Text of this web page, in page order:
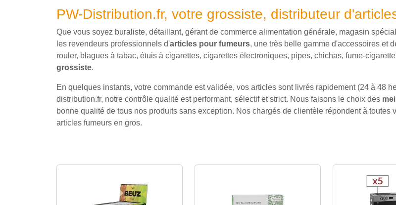
PW-Distribution.fr, votre grossiste, distributeur
Que vous soyez buraliste, détaillant, gérant de commerce alimentation générale, magasin
les revendeurs professionnels d'articles pour fumeurs, une très belle gamme d'accessoires et
rouler, blagues à tabac, étuis à cigarettes, cigarettes électroniques, pipes, chichas, fume-
grossiste.
En quelques instants, votre commande est validée, vos articles sont livrés rapidement (24 à 48
distribution.fr, notre contrôle qualité est performant, sélectif et strict. Nous faisons le choix des
bonne qualité de tous nos produits sans exception. Nos chargés de clientèle répondent à
articles fumeurs en gros.